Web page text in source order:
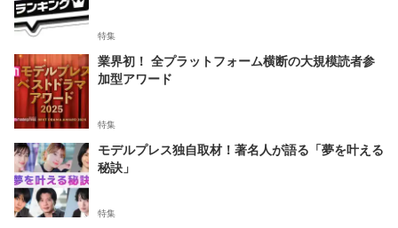
特集
業界初！ 全プラットフォーム横断の大規模読者参
加型アワード
特集
モデルプレス独自取材！著名人が語る「夢を叶える
秘訣」
特集